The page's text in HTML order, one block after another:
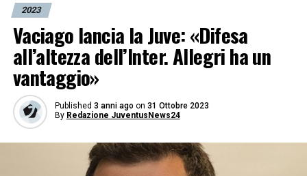
2023
Vaciago lancia la Juve: «Difesa
all’altezza dell’Inter. Allegri ha un
vantaggio»
Published 3 anni ago on 31 Ottobre 2023
By Redazione JuventusNews24